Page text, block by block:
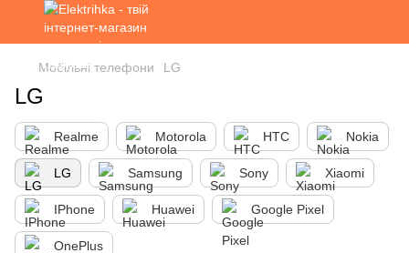
Мобільні телефони LG
LG
Realme Motorola HTC Nokia
LG Samsung Sony Xiaomi
IPhone Huawei Google Pixel
OnePlus